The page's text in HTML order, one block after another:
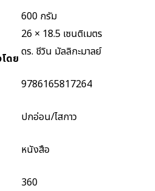
600 กรัม
26 × 18.5 เซนติเมตร
ดย ดร. ชีวิน มัลลิกะมาลย์
9786165817264
ปกอ่อน/ไสกาว
หนังสือ
360